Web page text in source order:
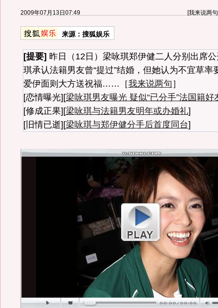
2009年07月13日07:49 [我来说两句
来源： 搜狐娱乐
[提要] 昨日（12日）梁咏琪郑伊健二人分别出席
琪承认法籍男友曾“提过”结婚，但她认为不宜草率
爱伊面则大方送祝福……［我来说两句］
[恋情曝光][梁咏琪男友曝光 疑似“已分手”法国籍好
[修成正果][梁咏琪与法籍男友明年或办婚礼]
[旧情已逝][梁咏琪与郑伊健分手后首度同台]